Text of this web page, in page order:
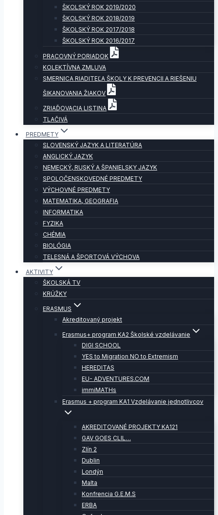
ŠKOLSKÝ ROK 2019/2020
ŠKOLSKÝ ROK 2018/2019
ŠKOLSKÝ ROK 2017/2018
ŠKOLSKÝ ROK 2016/2017
PRACOVNÝ PORIADOK
KOLEKTÍVNA ZMLUVA
SMERNICA RIADITEĽA ŠKOLY K PREVENCII A RIEŠENIU
ŠIKANOVANIA ŽIAKOV
ZRIAĎOVACIA LISTINA
TLAČIVÁ
PREDMETY
SLOVENSKÝ JAZYK A LITERATÚRA
ANGLICKÝ JAZYK
NEMECKÝ, RUSKÝ A ŠPANIELSKY JAZYK
SPOLOČENSKOVEDNÉ PREDMETY
VÝCHOVNÉ PREDMETY
MATEMATIKA, GEOGRAFIA
INFORMATIKA
FYZIKA
CHÉMIA
BIOLÓGIA
TELESNÁ A ŠPORTOVÁ VÝCHOVA
AKTIVITY
ŠKOLSKÁ TV
KRÚŽKY
ERASMUS
Akreditovaný projekt
Erasmus+ program KA2 Školské vzdelávanie
DIGI SCHOOL
YES to Migration NO to Extremism
HEREDITAS
EU- ADVENTURES.COM
immiMATHs
Erasmus + program KA1 Vzdelávanie jednotlivcov
AKREDITOVANÉ PROJEKTY KA121
GAV GOES CLIL…
Zlín 2
Dublin
Londýn
Malta
Konfrencia G.E.M.S
ERBA